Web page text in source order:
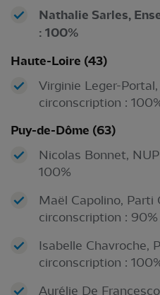
Nathalie Sarles,
: 100%
Haute-Loire (43)
Virginie Leger-
circonscription :
Puy-de-Dôme (63)
Nicolas Bonnet,
100%
Maël Capolino, Parti
circonscription :
Isabelle Chavroche,
circonscription :
Aurélie De